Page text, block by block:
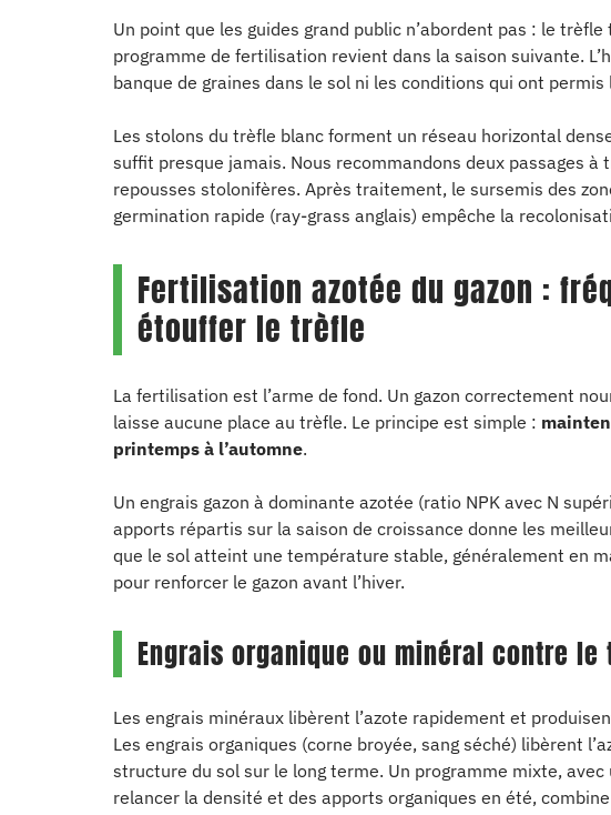
Un point que les guides grand public n’abordent pas : le
programme de fertilisation revient dans la saison suivante.
banque de graines dans le sol ni les conditions qui ont permis
Les stolons du trèfle blanc forment un réseau horizontal
suffit presque jamais. Nous recommandons deux passages à
repousses stolonifères. Après traitement, le sursemis des
germination rapide (ray-grass anglais) empêche la
Fertilisation azotée du gazon :
étouffer le trèfle
La fertilisation est l’arme de fond. Un gazon correctement
laisse aucune place au trèfle. Le principe est simple :
printemps à l’automne.
Un engrais gazon à dominante azotée (ratio NPK avec N
apports répartis sur la saison de croissance donne les
que le sol atteint une température stable, généralement en
pour renforcer le gazon avant l’hiver.
Engrais organique ou minéral contre le
Les engrais minéraux libèrent l’azote rapidement et
Les engrais organiques (corne broyée, sang séché) libèrent
structure du sol sur le long terme. Un programme mixte,
relancer la densité et des apports organiques en été,